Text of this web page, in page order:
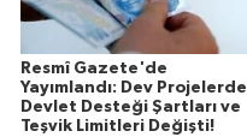
Resmî Gazete'de
Yayımlandı: Dev Projelerde
Devlet Desteği Şartları ve
Teşvik Limitleri Değişti!